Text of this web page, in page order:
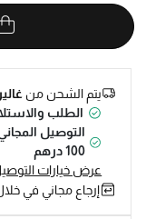
يتم الشحن من
الطلب
التوصيل المجاني: 1-3
100 درهم
عرض خيارات
إرجاع مجاني في خلال 14